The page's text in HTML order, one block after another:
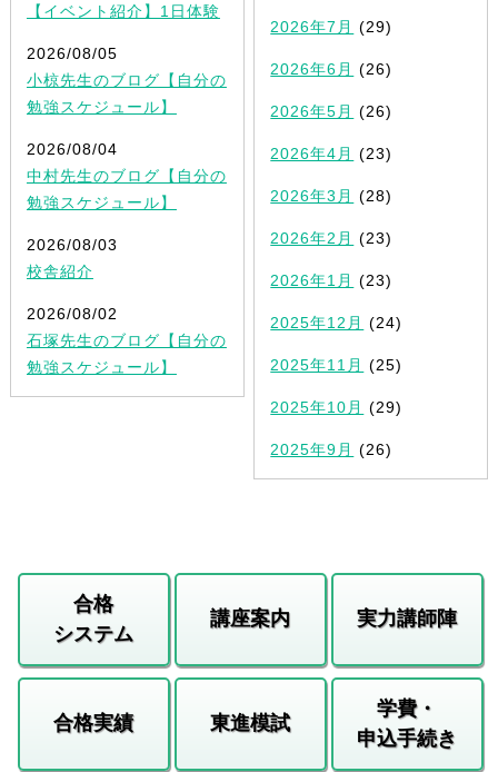
【イベント紹介】1日体験
2026/08/05
小椋先生のブログ【自分の
勉強スケジュール】
2026/08/04
中村先生のブログ【自分の
勉強スケジュール】
2026/08/03
校舎紹介
2026/08/02
石塚先生のブログ【自分の
勉強スケジュール】
2026年7月 (29)
2026年6月 (26)
2026年5月 (26)
2026年4月 (23)
2026年3月 (28)
2026年2月 (23)
2026年1月 (23)
2025年12月 (24)
2025年11月 (25)
2025年10月 (29)
2025年9月 (26)
合格
システム
講座案内 実力講師陣
合格実績 東進模試
学費・
申込手続き